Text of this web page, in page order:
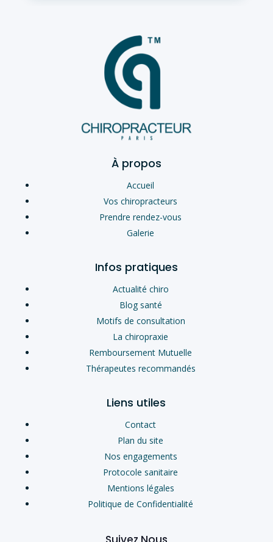
À propos
Accueil
Vos chiropracteurs
Prendre rendez-vous
Galerie
Infos pratiques
Actualité chiro
Blog santé
Motifs de consultation
La chiropraxie
Remboursement Mutuelle
Thérapeutes recommandés
Liens utiles
Contact
Plan du site
Nos engagements
Protocole sanitaire
Mentions légales
Politique de Confidentialité